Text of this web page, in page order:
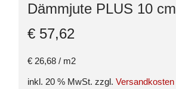
Dämmjute PLUS 10 cm
€ 57,62
€ 26,68 / m2
inkl. 20 % MwSt. zzgl. Versandkosten